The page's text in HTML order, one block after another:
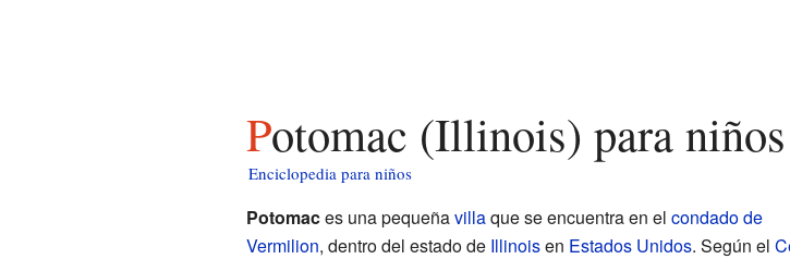
Potomac (Illinois) para niños
Enciclopedia para niños
Potomaces una pequeñavillaque se encuentra en el condado de
Vermilion, dentro del estado de Illinoisen Estados Unidos. Según el